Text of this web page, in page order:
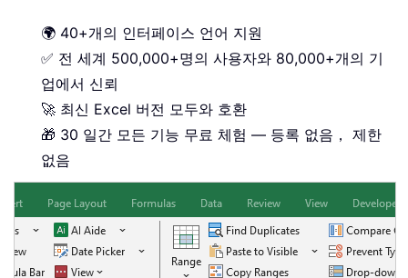
🌍 40+개의 인터페이스 언어 지원
✅ 전 세계 500,000+명의 사용자와 80,000+개의 기
업에서 신뢰
🚀 최신 Excel 버전 모두와 호환
🎁 30 일간 모든 기능 무료 체험 — 등록 없음， 제한
없음